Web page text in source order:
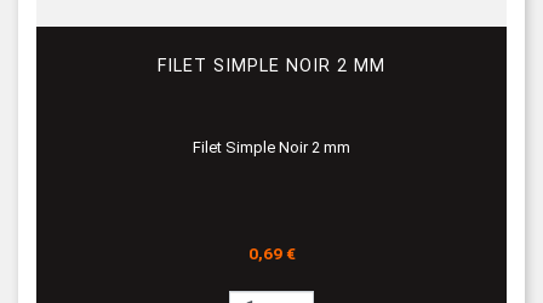
FILET SIMPLE NOIR 2 MM
Filet Simple Noir 2 mm
Prix
0,69 €